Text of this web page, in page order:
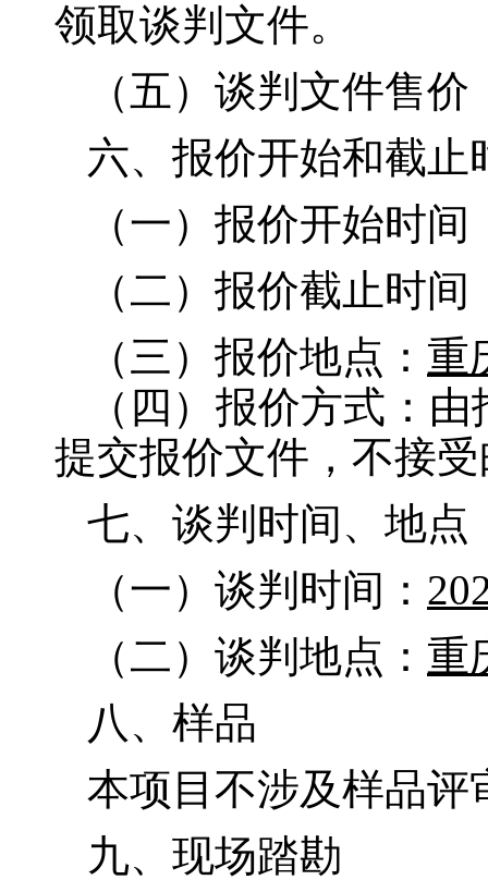
领取谈判文件。
（五）谈判文件售价
六、报价开始和截止
（一）报价开始时间
（二）报价截止时间
（三）报价地点： 重
（四）报价方式：
提交报价文件，不接
七、谈判时间、地点
（一）谈判时间：
（二）谈判地点： 重
八、样品
本项目不涉及样品评
九、现场踏勘